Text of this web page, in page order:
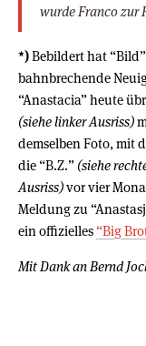
wurde Franco zur
*)Bebildert hat
bahnbrechende
“Anastacia” heute
(siehe linker Ausriss)
demselben Foto, mit
die “B.Z.” (siehe
Ausriss)vor vier
Meldung zu
ein offizielles “Big
Mit Dank an Bernd